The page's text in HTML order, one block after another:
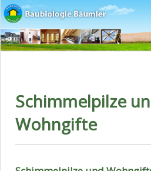
Schimmelpilze
Wohngifte